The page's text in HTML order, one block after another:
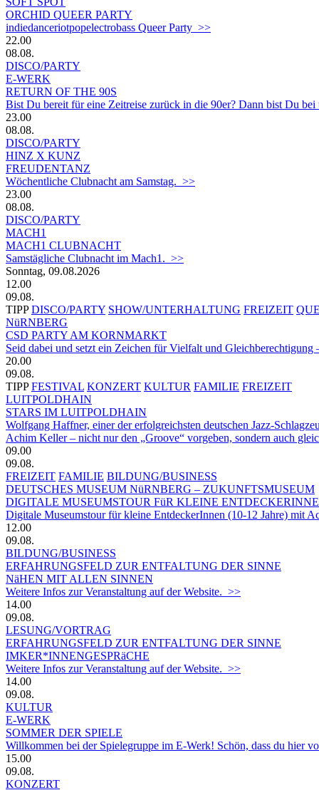
ORCHID QUEER PARTY
indiedanceriotpopelectrobass Queer Party >>
22.00
08.08.
DISCO/PARTY
E-WERK
RETURN OF THE 90S
Bist Du bereit für eine Zeitreise zurück in die 90er? Dann bist Du
23.00
08.08.
DISCO/PARTY
HINZ X KUNZ
FREUDENTANZ
Wöchentliche Clubnacht am Samstag. >>
23.00
08.08.
DISCO/PARTY
MACH1
MACH1 CLUBNACHT
Samstägliche Clubnacht im Mach1. >>
Sonntag, 09.08.2026
12.00
09.08.
TIPP DISCO/PARTY SHOW/UNTERHALTUNG FREIZEIT
NüRNBERG
CSD PARTY AM KORNMARKT
Seid dabei und setzt ein Zeichen für Vielfalt und
20.00
09.08.
TIPP FESTIVAL KONZERT KULTUR FAMILIE FREIZEIT
LUITPOLDHAIN
STARS IM LUITPOLDHAIN
Wolfgang Haffner, einer der erfolgreichsten deutschen Jazz-
Achim Keller – nicht nur den „Groove“ vorgeben, sondern auch
09.00
09.08.
FREIZEIT FAMILIE BILDUNG/BUSINESS
DEUTSCHES MUSEUM NüRNBERG – ZUKUNFTSMUSEUM
DIGITALE MUSEUMSTOUR FüR KLEINE
Digitale Museumstour für kleine EntdeckerInnen (10-12 Jahre) mit
12.00
09.08.
BILDUNG/BUSINESS
ERFAHRUNGSFELD ZUR ENTFALTUNG DER SINNE
NäHEN MIT ALLEN SINNEN
Weitere Infos zur Veranstaltung auf der Website. >>
14.00
09.08.
LESUNG/VORTRAG
ERFAHRUNGSFELD ZUR ENTFALTUNG DER SINNE
IMKER*INNENGESPRäCHE
Weitere Infos zur Veranstaltung auf der Website. >>
14.00
09.08.
KULTUR
E-WERK
SOMMER DER SPIELE
Willkommen bei der Spielegruppe im E-Werk! Schön, dass du hier
15.00
09.08.
KONZERT